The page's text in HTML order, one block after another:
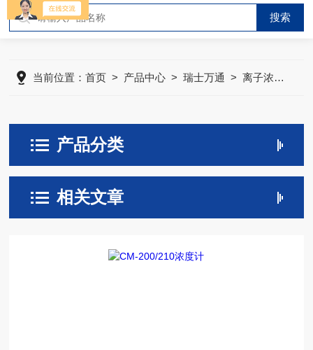
当前位置：首页 > 产品中心 >瑞士万通 >离子浓度计系列
产品分类
相关文章